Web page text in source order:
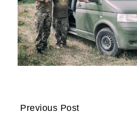
CONTINUE
Previous Post